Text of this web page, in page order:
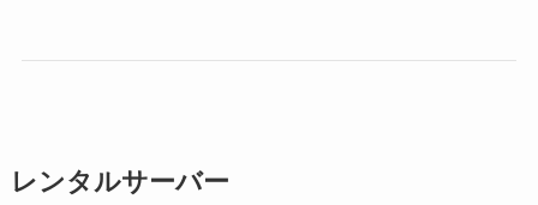
レンタルサーバー